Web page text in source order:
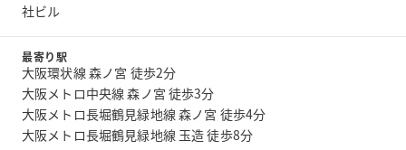
社ビル
最寄り駅
大阪環状線 森ノ宮 徒歩2分
大阪メトロ中央線 森ノ宮 徒歩3分
大阪メトロ長堀鶴見緑地線 森ノ宮 徒歩4分
大阪メトロ長堀鶴見緑地線 玉造 徒歩8分